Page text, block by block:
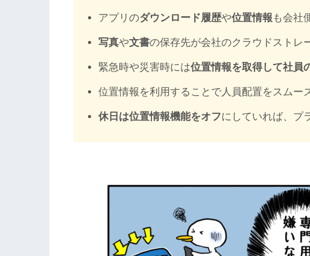
アプリのダウンロード履歴や位置情報 も会社
写真や文書の保存先が会社のクラウドストレ
緊急時や災害時には位置情報を取得して社員
位置情報を利用することで人員配置をスムー
休日は位置情報機能をオフにしていれば、プ